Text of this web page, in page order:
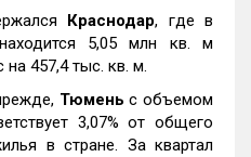
Краснодар, где в
находится 5,05 млн кв. м
на 457,4 тыс. кв. м.
Тюмень с объемом
3,07% от общего
в стране. За квартал